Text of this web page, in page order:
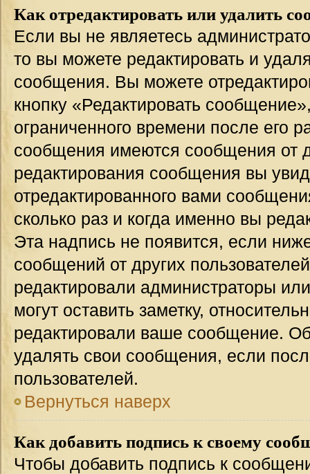
Как отредактировать или удалить
Если вы не являетесь
то вы можете редактировать и
сообщения. Вы можете
кнопку «Редактировать
ограниченного времени после его
сообщения имеются сообщения от
редактирования сообщения вы
отредактированного вами
сколько раз и когда именно вы
Эта надпись не появится, если
сообщений от других
редактировали администраторы
могут оставить заметку,
редактировали ваше сообщение.
удалять свои сообщения, если
пользователей.
Вернуться наверх
Как добавить подпись к своему
Чтобы добавить подпись к